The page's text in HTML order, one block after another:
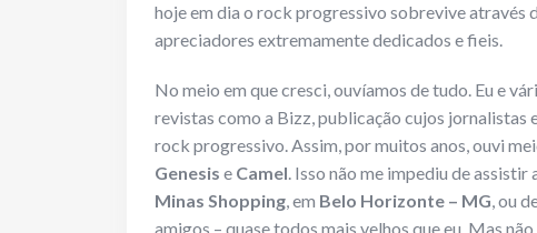
hoje em dia o rock progressivo sobrevive através
apreciadores extremamente dedicados e fieis.
No meio em que cresci, ouvíamos de tudo. Eu e
revistas como a Bizz, publicação cujos
rock progressivo. Assim, por muitos anos, ouvi
Genesis e Camel. Isso não me impediu de assistir
Minas Shopping, em Belo Horizonte – MG, ou
amigos – quase todos mais velhos que eu. Mas